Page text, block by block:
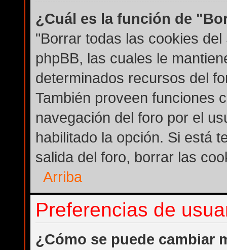
¿Cuál es la función de
"Borrar todas las cookies
phpBB, las cuales le
determinados recursos del
También proveen funciones
navegación del foro por el
habilitado la opción. Si está
salida del foro, borrar las
Arriba
Preferencias de
¿Cómo se puede cambiar